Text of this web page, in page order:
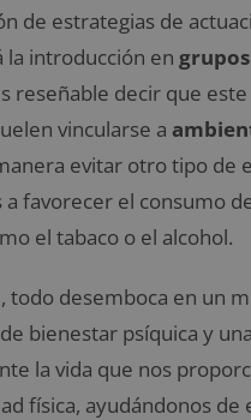
de estrategias de
la introducción en
reseñable decir que
vincularse a
evitar otro tipo de
a favorecer el consumo
el tabaco o el alcohol.
todo desemboca en un
bienestar psíquica y una
la vida que nos
física, ayudándonos de